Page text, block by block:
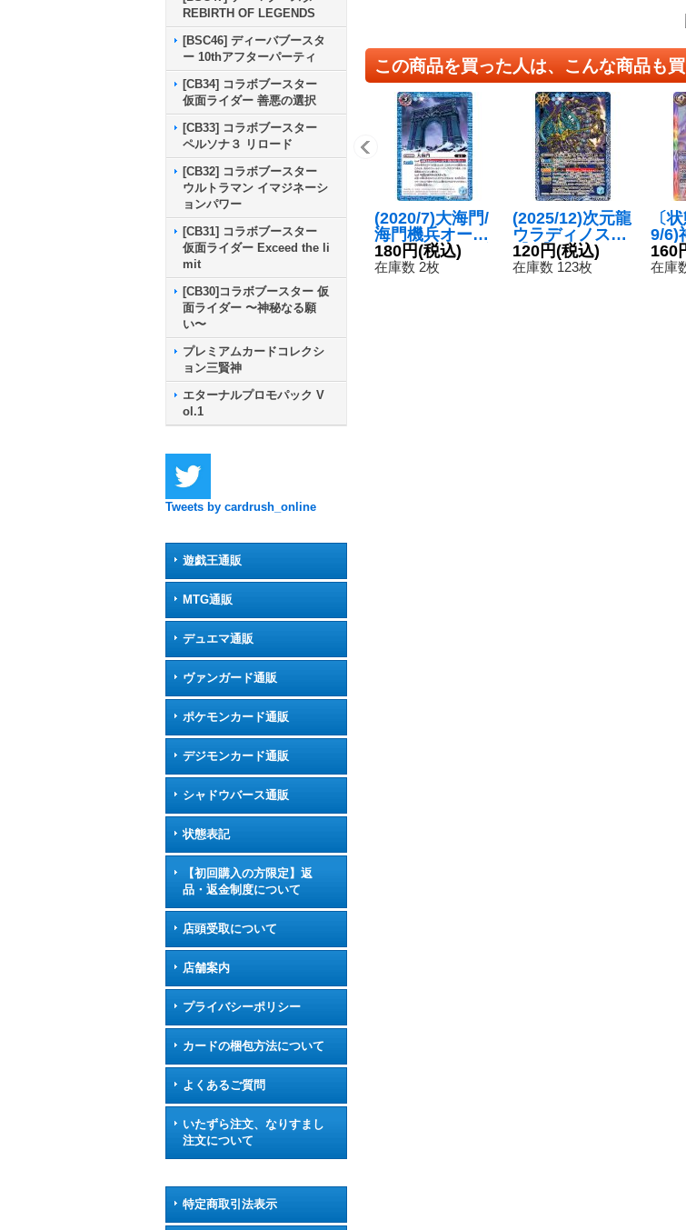
REBIRTH OF LEGENDS
[BSC46] ディーバブースタ
ー 10thアフターパーティ
[CB34] コラボブースター
仮面ライダー 善悪の選択
[CB33] コラボブースター
ペルソナ３ リロード
[CB32] コラボブースター
ウルトラマン イマジネーシ
ョンパワー
[CB31] コラボブースター
仮面ライダー Exceed the li
mit
[CB30]コラボブースター 仮
面ライダー 〜神秘なる願
い〜
プレミアムカードコレクシ
ョン三賢神
エターナルプロモパック V
ol.1
Tweets by cardrush_online
遊戯王通販
MTG通販
デュエマ通販
ヴァンガード通販
ポケモンカード通販
デジモンカード通販
シャドウバース通販
状態表記
【初回購入の方限定】返
品・返金制度について
店頭受取について
店舗案内
プライバシーポリシー
カードの梱包方法について
よくあるご質問
いたずら注文、なりすまし
注文について
特定商取引法表示
この商品を買った人は、こんな商品も
(2020/7)大海門/
海門機兵オーシ
ャンゲート・ゴ
レム【転醒R】
180円(税込)
在庫数 2枚
(2025/12)次元龍
ウラディノス
【M】{BSC47-0
10}《青》
120円(税込)
在庫数 123枚
〔
9/6)
ラン
(テ
【
160
在庫